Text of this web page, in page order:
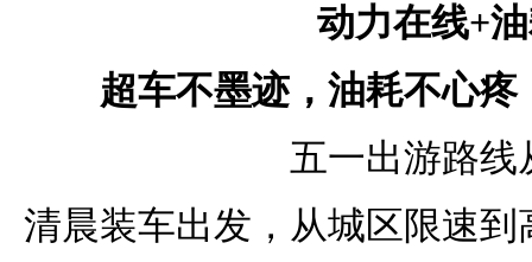
动力在线+
超车不墨迹，油耗不心
五一出游路线
清晨装车出发，从城区限速